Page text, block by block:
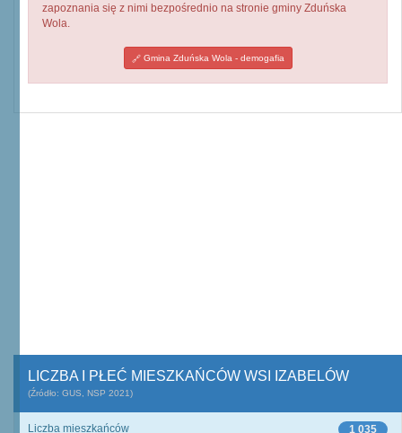
zapoznania się z nimi bezpośrednio na stronie gminy Zduńska
Wola.
Gmina Zduńska Wola - demogafia
LICZBA I PŁEĆ MIESZKAŃCÓW WSI IZABELÓW
(Źródło: GUS, NSP 2021)
1 035
Liczba mieszkańców